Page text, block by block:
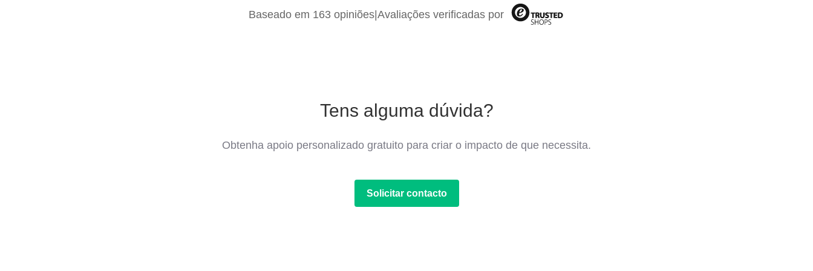
Baseado em 163 opiniões Avaliações verificadas por
Tens alguma dúvida?
Obtenha apoio personalizado gratuito para criar o impacto de que necessita.
Solicitar contacto